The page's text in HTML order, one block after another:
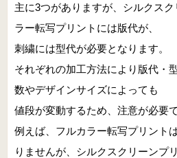
主に3つがありますが、シルクス
ラー転写プリントには版代が、
刺繍には型代が必要となります。
それぞれの加工方法により版代・
数やデザインサイズによっても
値段が変動するため、注意が必要で
例えば、フルカラー転写プリント
りませんが、シルクスクリーンプ